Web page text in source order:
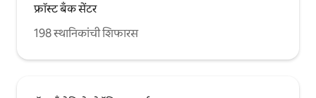
फ्रॉस्ट बँक सेंटर
198 स्थानिकांची शिफारस